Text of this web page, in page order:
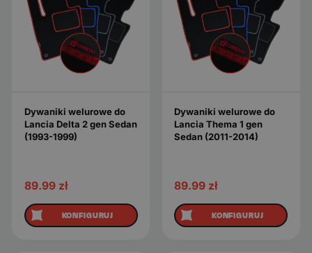
Dywaniki welurowe do
Lancia Delta 2 gen Sedan
(1993-1999)
89.99 zł
KONFIGURUJ
Dywaniki welurowe do
Lancia Thema 1 gen
Sedan (2011-2014)
89.99 zł
KONFIGURUJ